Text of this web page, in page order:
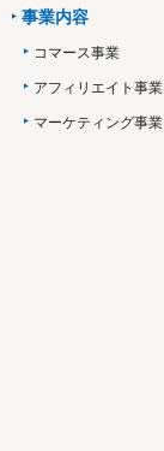
事業内容
コマース事業
アフィリエイト事業
マーケティング事業